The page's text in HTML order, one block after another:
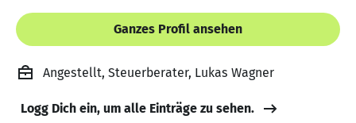
Ganzes Profil ansehen
Angestellt, Steuerberater, Lukas Wagner
Logg Dich ein, um alle Einträge zu sehen.